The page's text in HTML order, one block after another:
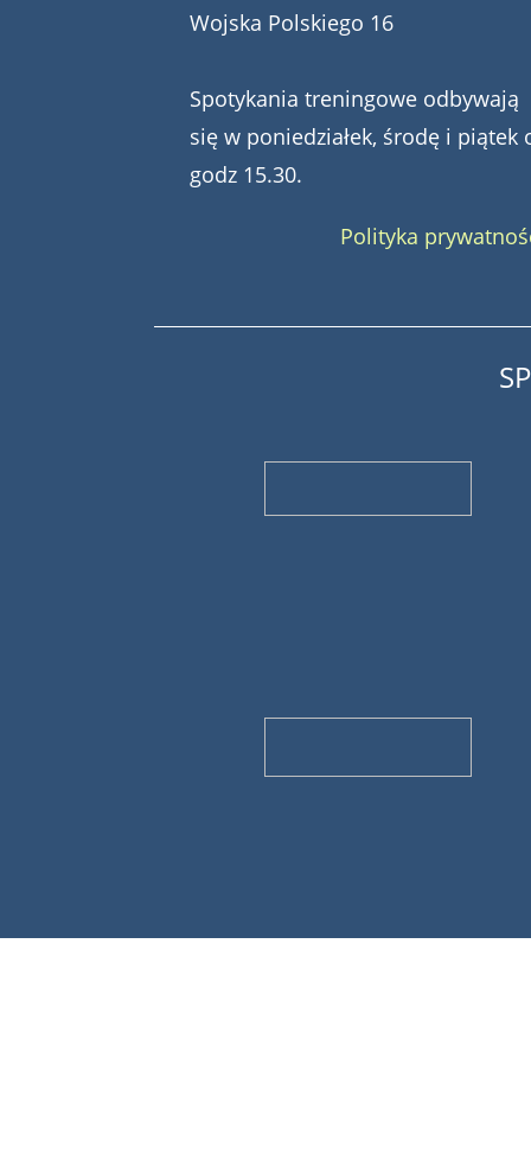
Wojska Polskiego 16
Spotykania treningowe odbywają
się w poniedziałek, środę i piątek
godz 15.30.
Polityka